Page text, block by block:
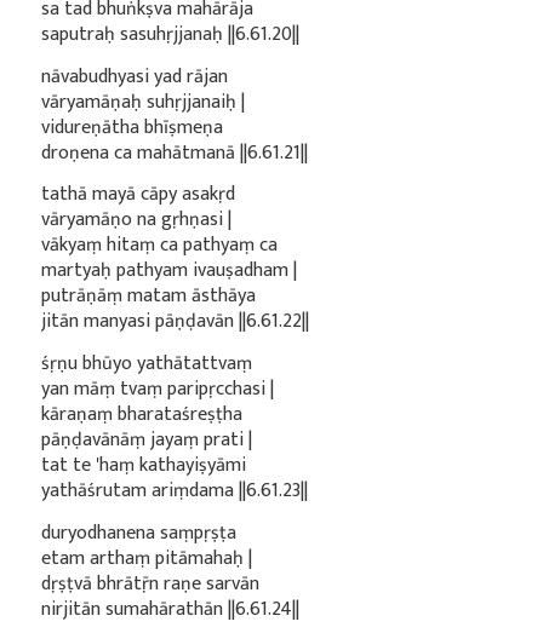
sa tad bhuṅkṣva mahārāja
saputraḥ sasuhṛjjanaḥ ||6.61.20||
nāvabudhyasi yad rājan
vāryamāṇaḥ suhṛjjanaiḥ |
vidureṇātha bhīṣmeṇa
droṇena ca mahātmanā ||6.61.21||
tathā mayā cāpy asakṛd
vāryamāṇo na gṛhṇasi |
vākyaṃ hitaṃ ca pathyaṃ ca
martyaḥ pathyam ivauṣadham |
putrāṇāṃ matam āsthāya
jitān manyasi pāṇḍavān ||6.61.22||
śṛṇu bhūyo yathātattvaṃ
yan māṃ tvaṃ paripṛcchasi |
kāraṇaṃ bharataśreṣṭha
pāṇḍavānāṃ jayaṃ prati |
tat te 'haṃ kathayiṣyāmi
yathāśrutam ariṃdama ||6.61.23||
duryodhanena saṃpṛṣṭa
etam arthaṃ pitāmahaḥ |
dṛṣṭvā bhrātṝn raṇe sarvān
nirjitān sumahārathān ||6.61.24||